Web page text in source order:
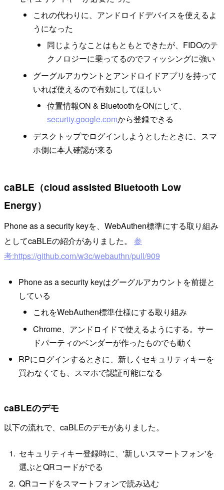
これの代わりに、アンドロイドデバイスを使えるよ
うになった
同じようなことはもともとできたが、FIDOのテ
クノロジーに乗ってるのでフィッシングに強い
グーグルアカウントとアンドロイドアプリを持って
いれば使えるので有効にしてほしい
位置情報ON & BluetoothをONにして、
security.google.comから登録できる
デスクトップでログインしようとしたときに、スマ
ホ側に本人確認が来る
caBLE（cloud assisted Bluetooth Low
Energy）
Phone as a security keyを、WebAuthen標準にする取り組み
としてcaBLEの紹介がありました。 参
考:https://github.com/w3c/webauthn/pull/909
Phone as a security keyはグーグルアカウントを前提と
している
これをWebAuthen標準仕様にする取り組み
Chrome、アンドロイドで使えるようにする。サー
ドパーティのベンダーが作ったものでも動く
RPにログインするときに、新しくセキュリティキーを
買わなくても、スマホで認証可能になる
caBLEのデモ
以下の流れで、caBLEのデモがありました。
セキュリティキー登録時に、'新しいスマートフォン'を
選ぶとQRコードがでる
QRコードをスマートフォンで読み込む